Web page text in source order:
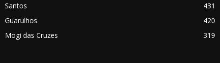
Santos
431
Guarulhos
420
Mogi das Cruzes
319